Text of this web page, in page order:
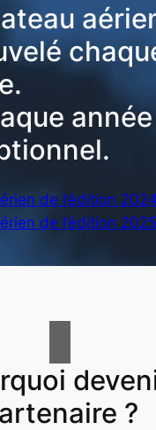
.
année
.
de l’édition 2024
de l’édition 2025
?